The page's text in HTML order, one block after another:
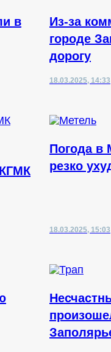
в
Из-за
городе
дорогу
18.03.2025, 14:33
Погода в
резко
18.03.2025, 15:03